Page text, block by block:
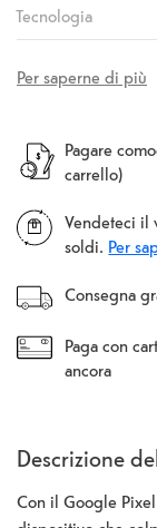
Tecnologia
Per saperne di più
Pagare
carrello)
Vendeteci il
soldi. Per
Consegna
Paga con
ancora
Descrizione
Con il Google